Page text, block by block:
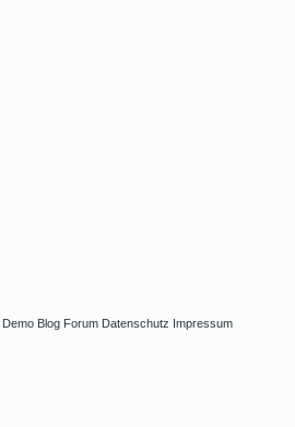
Demo Blog Forum Datenschutz Impressum